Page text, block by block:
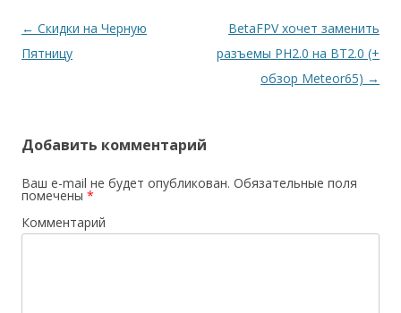
Навигация
по
← Скидки на Черную
Пятницу
BetaFPV хочет заменить
разъемы PH2.0 на BT2.0 (+
обзор Meteor65) →
Добавить комментарий
Ваш e-mail не будет опубликован. Обязательные поля
помечены *
Комментарий